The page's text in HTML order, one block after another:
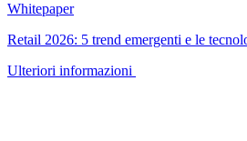
Whitepaper
Retail 2026: 5 trend emergenti e le
Ulteriori informazioni